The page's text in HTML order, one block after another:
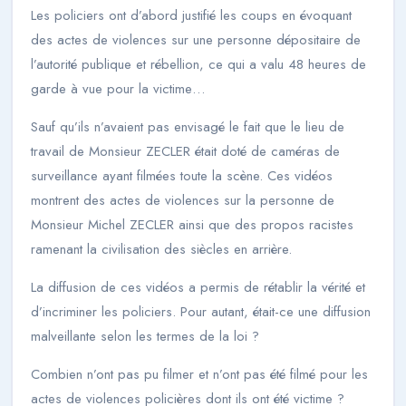
Les policiers ont d’abord justifié les coups en évoquant
des actes de violences sur une personne dépositaire de
l’autorité publique et rébellion, ce qui a valu 48 heures de
garde à vue pour la victime…
Sauf qu’ils n’avaient pas envisagé le fait que le lieu de
travail de Monsieur ZECLER était doté de caméras de
surveillance ayant filmées toute la scène. Ces vidéos
montrent des actes de violences sur la personne de
Monsieur Michel ZECLER ainsi que des propos racistes
ramenant la civilisation des siècles en arrière.
La diffusion de ces vidéos a permis de rétablir la vérité et
d’incriminer les policiers. Pour autant, était-ce une diffusion
malveillante selon les termes de la loi ?
Combien n’ont pas pu filmer et n’ont pas été filmé pour les
actes de violences policières dont ils ont été victime ?